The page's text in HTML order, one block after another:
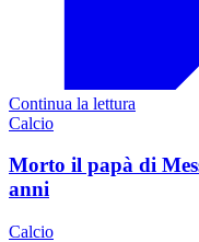
Continua la lettura
Calcio
Morto il papà di
anni
Calcio